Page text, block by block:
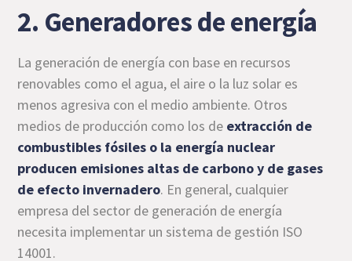
2. Generadores de energía
La generación de energía con base en recursos
renovables como el agua, el aire o la luz solar es
menos agresiva con el medio ambiente. Otros
medios de producción como los de extracción de
combustibles fósiles o la energía nuclear
producen emisiones altas de carbono y de gases
de efecto invernadero. En general, cualquier
empresa del sector de generación de energía
necesita implementar un sistema de gestión ISO
14001.